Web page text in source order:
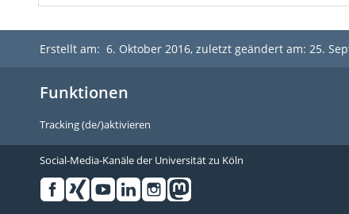
Erstellt am: 6. Oktober 2016, zuletzt geändert am: 25.
Funktionen
Tracking (de/)aktivieren
Social-Media-Kanäle der Universität zu Köln